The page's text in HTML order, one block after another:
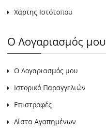
Χάρτης Ιστότοπου
Ο Λογαριασμός μου
Ο Λογαριασμός μου
Ιστορικό Παραγγελιών
Επιστροφές
Λίστα Αγαπημένων